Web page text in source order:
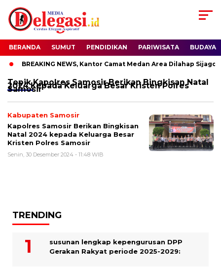
BERANDA SUMUT PENDIDIKAN PARIWISATA BUDAYA
BREAKING NEWS, Kantor Camat Medan Area Dilahap Sijago
TopikKapolres Samosir Berikan Bingkisan Natal
2024 Kepada Keluarga Besar Kristen Polres
Samosir
Kabupaten Samosir
Kapolres Samosir Berikan Bingkisan
Natal 2024 kepada Keluarga Besar
Kristen Polres Samosir
Senin, 30 Desember 2024 - 11:48 WIB
TRENDING
susunan lengkap kepengurusan DPP
Gerakan Rakyat periode 2025-2029: